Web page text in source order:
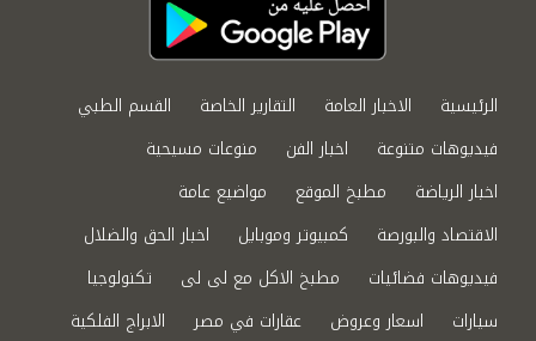
الرئيسية الاخبار العامة التقارير الخاصة
القسم الطبي
فيديوهات متنوعة
اخبار الفن
منوعات مسيحية
اخبار الرياضة
مطبخ الموقع
مواضيع عامة
الاقتصاد والبورصة
كمبيوتر وموبايل
اخبار الحق والضلال
فيديوهات فضائيات
مطبخ الاكل مع لى لى
تكنولوجيا
سيارات
اسعار وعروض عقارات في مصر الابراج الفلكية